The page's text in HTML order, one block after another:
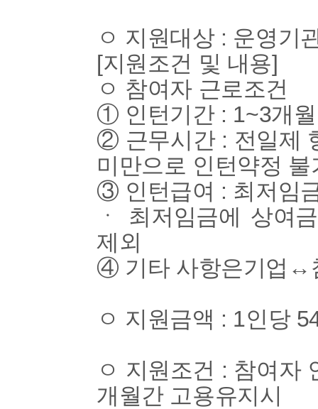
ㅇ 지원대상 : 운영기
[지원조건 및 내용]
ㅇ 참여자 근로조건
① 인턴기간 : 1~3개월
② 근무시간 : 전일제
미만으로 인턴약정 불
③ 인턴급여 : 최저임
ㆍ 최저임금에 상여
제외
④ 기타 사항은기업↔
ㅇ 지원금액 : 1인당
ㅇ 지원조건 : 참여자
개월간 고용유지시